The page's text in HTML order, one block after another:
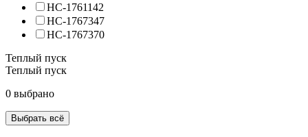
НС-1761142
НС-1767347
НС-1767370
Теплый пуск
Теплый пуск
0 выбрано
Выбрать всё